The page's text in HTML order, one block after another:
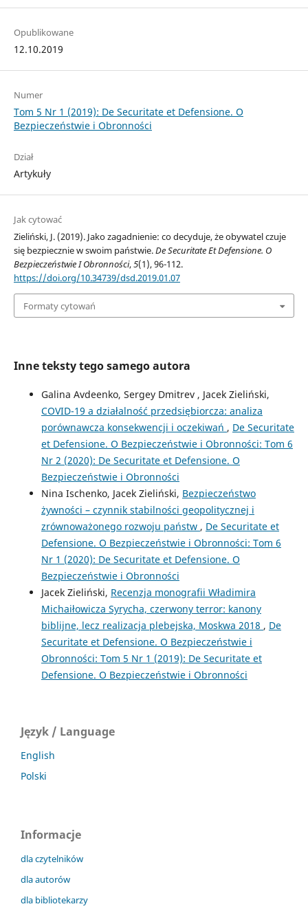
Opublikowane
12.10.2019
Numer
Tom 5 Nr 1 (2019): De Securitate et Defensione. O
Bezpieczeństwie i Obronności
Dział
Artykuły
Jak cytować
Zieliński, J. (2019). Jako zagadnienie: co decyduje, że obywatel czuje
się bezpiecznie w swoim państwie.De Securitate Et Defensione. O
Bezpieczeństwie I Obronności,5(1), 96-112.
https://doi.org/10.34739/dsd.2019.01.07
Formaty cytowań
Inne teksty tego samego autora
Galina Avdeenko, Sergey Dmitrev , Jacek Zieliński,
COVID-19 a działalność przedsiębiorcza: analiza
porównawcza konsekwencji i oczekiwań , De Securitate
et Defensione. O Bezpieczeństwie i Obronności: Tom 6
Nr 2 (2020): De Securitate et Defensione. O
Bezpieczeństwie i Obronności
Nina Ischenko, Jacek Zieliński, Bezpieczeństwo
żywności – czynnik stabilności geopolitycznej i
zrównoważonego rozwoju państw , De Securitate et
Defensione. O Bezpieczeństwie i Obronności: Tom 6
Nr 1 (2020): De Securitate et Defensione. O
Bezpieczeństwie i Obronności
Jacek Zieliński, Recenzja monografii Władimira
Michaiłowicza Syrycha, czerwony terror: kanony
biblijne, lecz realizacja plebejska, Moskwa 2018 , De
Securitate et Defensione. O Bezpieczeństwie i
Obronności: Tom 5 Nr 1 (2019): De Securitate et
Defensione. O Bezpieczeństwie i Obronności
Język / Language
English
Polski
Informacje
dla czytelników
dla autorów
dla bibliotekarzy